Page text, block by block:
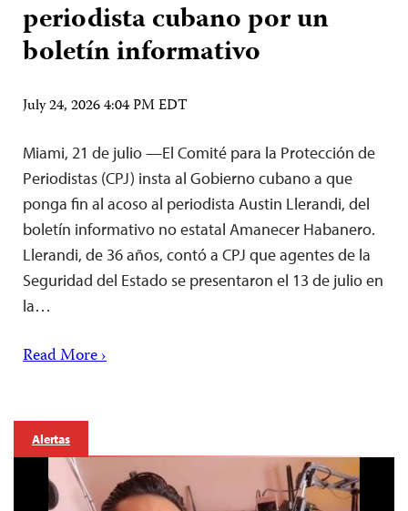
periodista cubano por un
boletín informativo
July 24, 2026 4:04 PM EDT
Miami, 21 de julio —El Comité para la Protección de
Periodistas (CPJ) insta al Gobierno cubano a que
ponga fin al acoso al periodista Austin Llerandi, del
boletín informativo no estatal Amanecer Habanero.
Llerandi, de 36 años, contó a CPJ que agentes de la
Seguridad del Estado se presentaron el 13 de julio en
la…
Read More ›
Alertas